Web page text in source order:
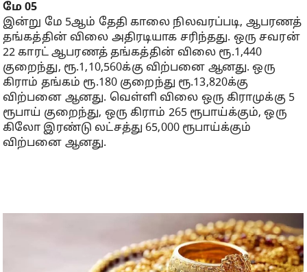
மே 05
இன்று மே 5ஆம் தேதி காலை நிலவரப்படி, ஆபரணத்
தங்கத்தின் விலை அதிரடியாக சரிந்தது. ஒரு சவரன்
22 காரட் ஆபரணத் தங்கத்தின் விலை ரூ.1,440
குறைந்து, ரூ.1,10,560க்கு விற்பனை ஆனது. ஒரு
கிராம் தங்கம் ரூ.180 குறைந்து ரூ.13,820க்கு
விற்பனை ஆனது. வெள்ளி விலை ஒரு கிராமுக்கு 5
ரூபாய் குறைந்து, ஒரு கிராம் 265 ரூபாய்க்கும், ஒரு
கிலோ இரண்டு லட்சத்து 65,000 ரூபாய்க்கும்
விற்பனை ஆனது.